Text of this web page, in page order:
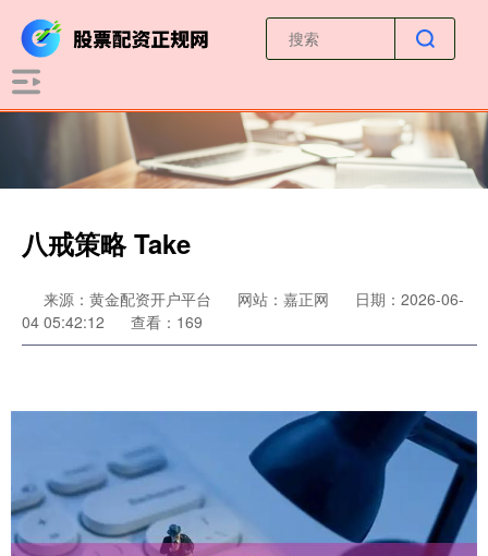
八戒策略 Take
来源：黄金配资开户平台 网站：嘉正网
日期：2026-06-
04 05:42:12
查看：169